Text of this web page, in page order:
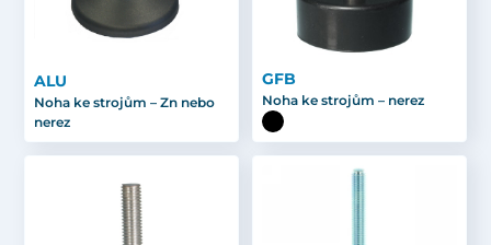
ALU
Noha ke strojům – Zn nebo
nerez
GFB
Noha ke strojům – nerez